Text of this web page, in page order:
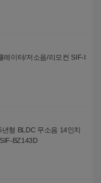
레이터/저소음/리모컨 SIF-I
형 BLDC 무소음 14인치
BZ143D